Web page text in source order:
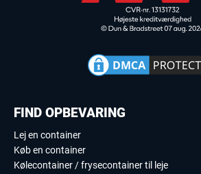
FIND OPBEVARING
Lej en container
Køb en container
Kølecontainer / frysecontainer til leje